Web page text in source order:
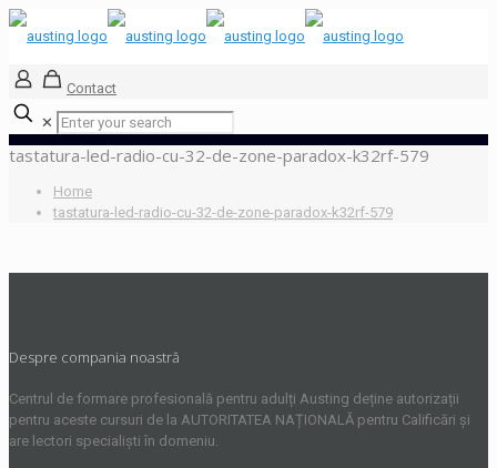
Contact
✕
tastatura-led-radio-cu-32-de-zone-paradox-k32rf-579
Home
tastatura-led-radio-cu-32-de-zone-paradox-k32rf-579
Despre compania noastră
Centrul de formare profesională pentru adulți Austing deține autorizații
pentru aceste cursuri de la AUTORITATEA NAȚIONALĂ pentru Calificări și
are lectori specialiști în domeniu.